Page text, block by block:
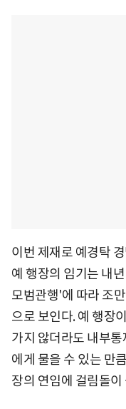
이번 제재로 예경탁
예 행장의 임기는 내
모범관행'에 따라 조
으로 보인다. 예 행장
가지 않더라도 내부
에게 물을 수 있는 만
장의 연임에 걸림돌이